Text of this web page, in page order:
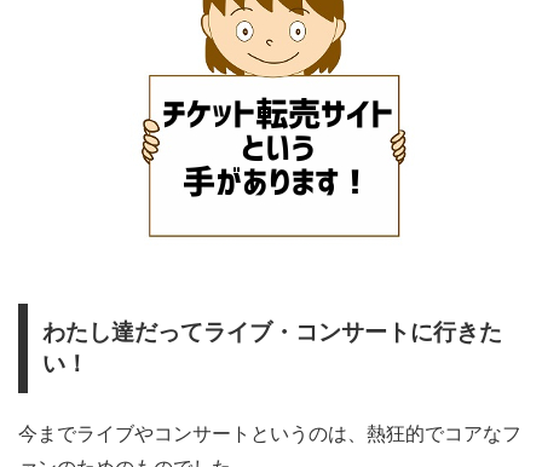
わたし達だってライブ・コンサートに行きた
い！
今までライブやコンサートというのは、熱狂的でコアなフ